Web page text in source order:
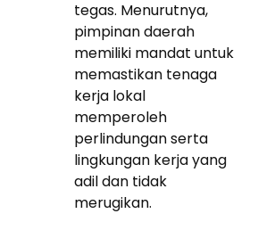
tegas. Menurutnya,
pimpinan daerah
memiliki mandat untuk
memastikan tenaga
kerja lokal
memperoleh
perlindungan serta
lingkungan kerja yang
adil dan tidak
merugikan.